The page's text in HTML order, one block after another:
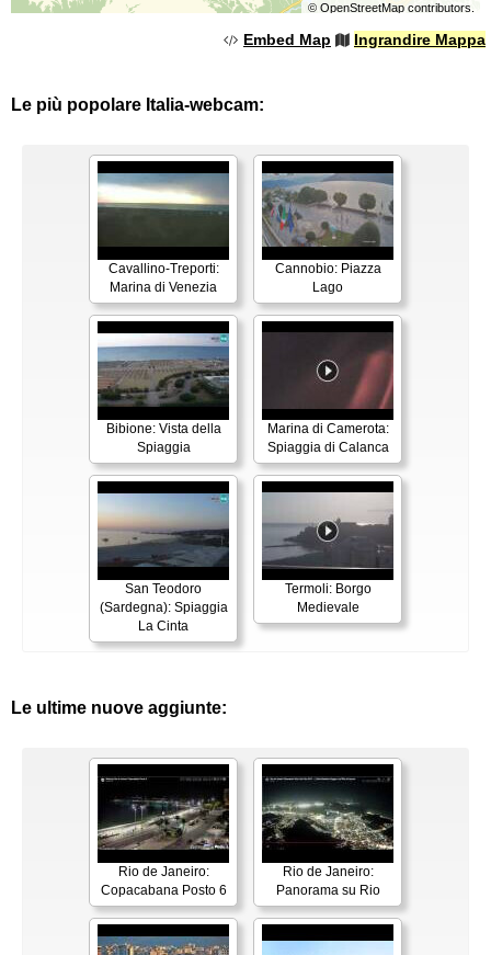
© OpenStreetMapcontributors.
Embed Map Ingrandire Mappa
Le più popolare Italia-webcam:
Cavallino-Treporti:
Marina di Venezia
Cannobio: Piazza
Lago
Bibione: Vista della
Spiaggia
Marina di Camerota:
Spiaggia di Calanca
San Teodoro
(Sardegna): Spiaggia
La Cinta
Termoli: Borgo
Medievale
Le ultime nuove aggiunte:
Rio de Janeiro:
Copacabana Posto 6
Rio de Janeiro:
Panorama su Rio